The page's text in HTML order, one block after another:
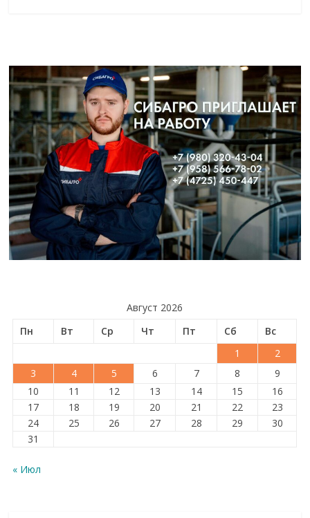
Август 2026
Пн
Вт Ср Чт Пт Сб
Вс
1
2
3
4 5 6 7 8
9
10
11 12 13 14 15
16
17
18 19 20 21 22
23
24
25 26 27 28 29
30
31
« Июл